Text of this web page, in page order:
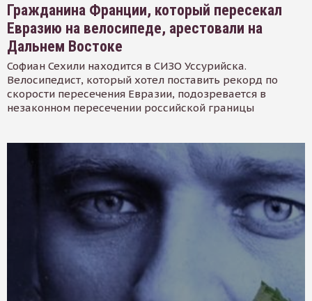
Гражданина Франции, который пересекал
Евразию на велосипеде, арестовали на
Дальнем Востоке
Софиан Сехили находится в СИЗО Уссурийска.
Велосипедист, который хотел поставить рекорд по
скорости пересечения Евразии, подозревается в
незаконном пересечении российской границы